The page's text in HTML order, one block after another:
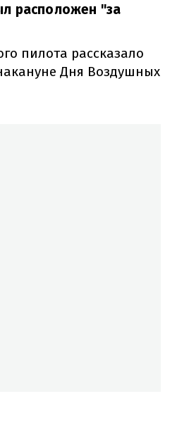
расположен "за
пилота рассказало
Дня Воздушных